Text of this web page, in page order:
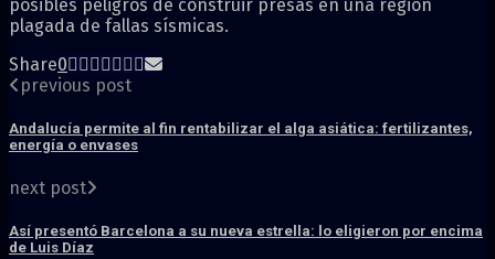
posibles peligros de construir presas en una región
plagada de fallas sísmicas.
Share0
previous post
Andalucía permite al fin rentabilizar el alga asiática: fertilizantes,
energía o envases
next post
Así presentó Barcelona a su nueva estrella: lo eligieron por encima
de Luis Díaz